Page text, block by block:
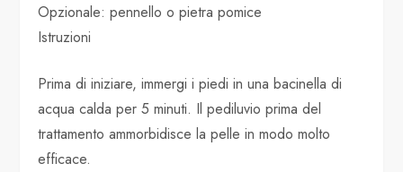
Opzionale: pennello o pietra pomice
Istruzioni
Prima di iniziare, immergi i piedi in una bacinella di
acqua calda per 5 minuti. Il pediluvio prima del
trattamento ammorbidisce la pelle in modo molto
efficace.